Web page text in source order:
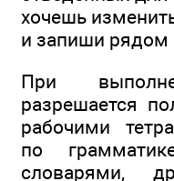
хочешь
и запиши рядом
При
разрешается
рабочими
по
словарями,